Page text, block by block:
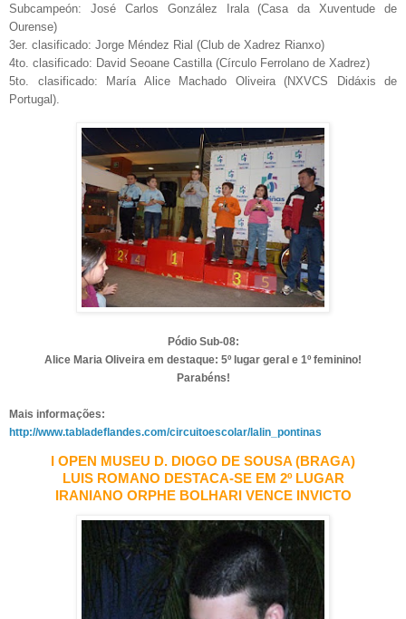
Subcampeón: José Carlos González Irala (Casa da Xuventude de
Ourense)
3er. clasificado: Jorge Méndez Rial (Club de Xadrez Rianxo)
4to. clasificado: David Seoane Castilla (Círculo Ferrolano de Xadrez)
5to. clasificado: María Alice Machado Oliveira (NXVCS Didáxis de
Portugal).
Pódio Sub-08:
Alice Maria Oliveira em destaque: 5º lugar geral e 1º feminino!
Parabéns!
Mais informações:
http://www.tabladeflandes.com/circuitoescolar/lalin_pontinas
I OPEN MUSEU D. DIOGO DE SOUSA (BRAGA)
LUIS ROMANO DESTACA-SE EM 2º LUGAR
IRANIANO ORPHE BOLHARI VENCE INVICTO